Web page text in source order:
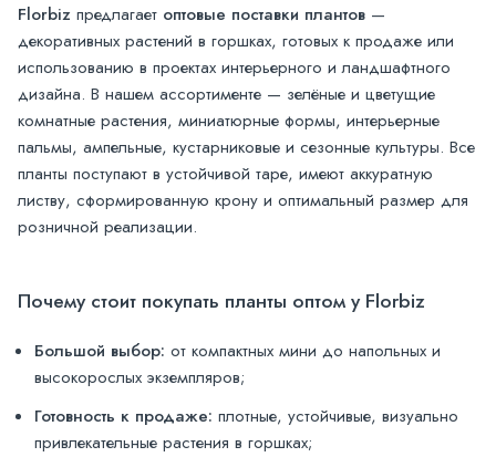
Florbiz предлагает оптовые поставки плантов —
декоративных растений в горшках, готовых к продаже или
использованию в проектах интерьерного и ландшафтного
дизайна. В нашем ассортименте — зелёные и цветущие
комнатные растения, миниатюрные формы, интерьерные
пальмы, ампельные, кустарниковые и сезонные культуры. Все
планты поступают в устойчивой таре, имеют аккуратную
листву, сформированную крону и оптимальный размер для
розничной реализации.
Почему стоит покупать планты оптом у Florbiz
Большой выбор: от компактных мини до напольных и
высокорослых экземпляров;
Готовность к продаже: плотные, устойчивые, визуально
привлекательные растения в горшках;